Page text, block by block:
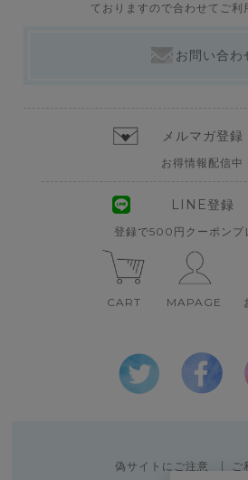
ておりますので合わせてご利
お問い合わ
メルマガ登録
お得情報配信中
LINE登録
登録で500円クーポンプ
CART MAPAGE
偽サイトにご注意 ご